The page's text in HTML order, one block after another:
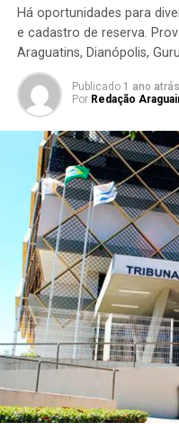
Há oportunidades para
e cadastro de reserva.
Araguatins, Dianópolis,
Publicado 1 ano atrás
Por Redação